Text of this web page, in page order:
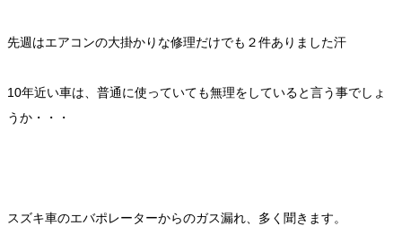
先週はエアコンの大掛かりな修理だけでも２件ありました汗
10年近い車は、普通に使っていても無理をしていると言う事でしょ
うか・・・
スズキ車のエバポレーターからのガス漏れ、多く聞きます。